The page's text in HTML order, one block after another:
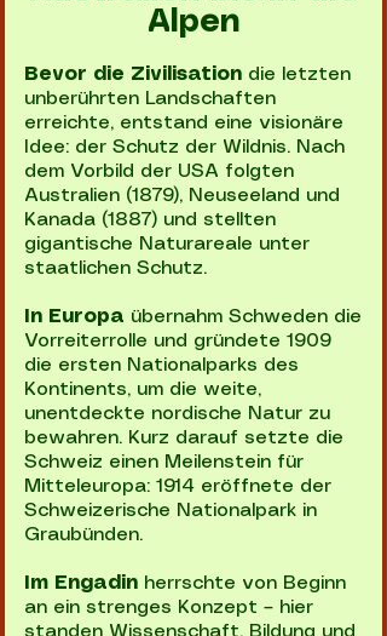
Alpen
Bevor die Zivilisation die letzten
unberührten Landschaften
erreichte, entstand eine visionäre
Idee: der Schutz der Wildnis. Nach
dem Vorbild der USA folgten
Australien (1879), Neuseeland und
Kanada (1887) und stellten
gigantische Naturareale unter
staatlichen Schutz.
In Europa übernahm Schweden die
Vorreiterrolle und gründete 1909
die ersten Nationalparks des
Kontinents, um die weite,
unentdeckte nordische Natur zu
bewahren. Kurz darauf setzte die
Schweiz einen Meilenstein für
Mitteleuropa: 1914 eröffnete der
Schweizerische Nationalpark in
Graubünden.
Im Engadin herrschte von Beginn
an ein strenges Konzept – hier
standen Wissenschaft, Bildung und